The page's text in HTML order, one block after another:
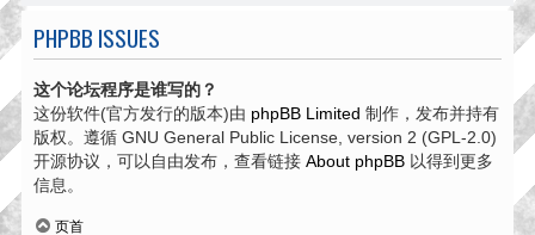
PHPBB ISSUES
这个论坛程序是谁写的？
这份软件(官方发行的版本)由 phpBB Limited 制作，发布并持有
版权。遵循 GNU General Public License, version 2 (GPL-2.0)
开源协议，可以自由发布，查看链接 About phpBB 以得到更多
信息。
页首